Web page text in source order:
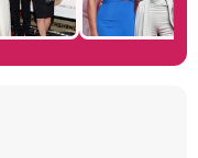
Manu Baqueiro: "Tuve como referente a Bruce Willis en 'Luz de Luna' para mi trabajo en la serie 'Perdiendo el juicio'"